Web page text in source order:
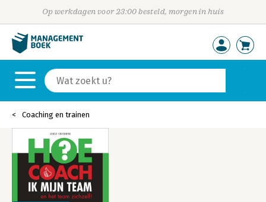
Op werkdagen voor 23:00 besteld, morgen in huis
Coaching en trainen